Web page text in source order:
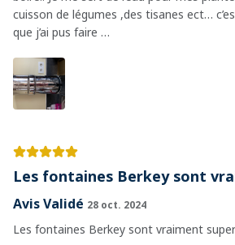
cuisson de légumes ,des tisanes ect…
que j’ai pus faire …
Les fontaines Berkey sont
Avis Validé 28 oct. 2024
Les fontaines Berkey sont vraiment super